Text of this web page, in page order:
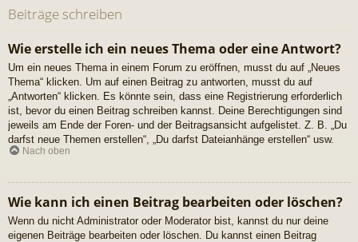
Beiträge schreiben
Wie erstelle ich ein neues Thema oder eine Antwort?
Um ein neues Thema in einem Forum zu eröffnen, musst du auf „Neues
Thema“ klicken. Um auf einen Beitrag zu antworten, musst du auf
„Antworten“ klicken. Es könnte sein, dass eine Registrierung erforderlich
ist, bevor du einen Beitrag schreiben kannst. Deine Berechtigungen sind
jeweils am Ende der Foren- und der Beitragsansicht aufgelistet. Z. B. „Du
darfst neue Themen erstellen“, „Du darfst Dateianhänge erstellen“ usw.
Nach oben
Wie kann ich einen Beitrag bearbeiten oder löschen?
Wenn du nicht Administrator oder Moderator bist, kannst du nur deine
eigenen Beiträge bearbeiten oder löschen. Du kannst einen Beitrag